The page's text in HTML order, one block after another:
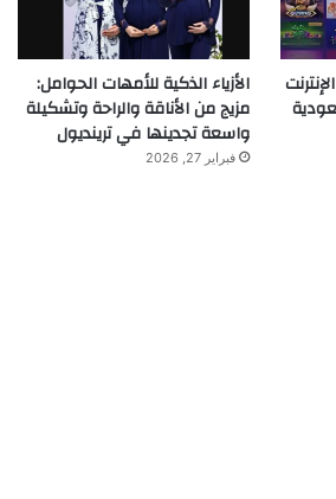
الأزياء الذكية للأمهات الحوامل:
مزيج من الأناقة والراحة وتشكيلة
واسعة تجدينها في ترينديول
فبراير 27, 2026